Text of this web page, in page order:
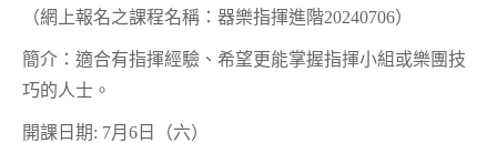
（網上報名之課程名稱：器樂指揮進階20240706）
簡介：適合有指揮經驗、希望更能掌握指揮小組或樂團技
巧的人士。
開課日期: 7月6日（六）